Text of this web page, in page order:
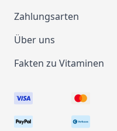
Zahlungsarten
Über uns
Fakten zu Vitaminen